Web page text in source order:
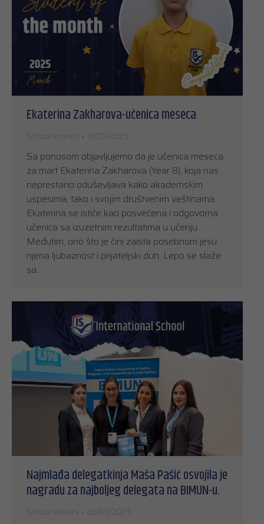
Ekaterina Zakharova-učenica meseca
School stories 31/03/2025
Sa ponosom objavljujemo da je učenica meseca
za mart Ekaterina Zakharova (Year 8), koja nas
neprestano oduševljava kako akademskim
uspesima, tako i svojim društvenim veštinama.
Ekaterina se ističe kao posvećena i odgovorna
učenica sa izuzetnim rezultatima u učenju.
Međutim, ono što je čini zaista posebnom jesu
njena ljubaznost i prijateljski duh. Lepo se slaže
sa…
Najmlađa delegatkinja Maša Pašić osvojila je
nagradu za najboljeg delegata na BIMUN-u.
School stories 26/03/2025